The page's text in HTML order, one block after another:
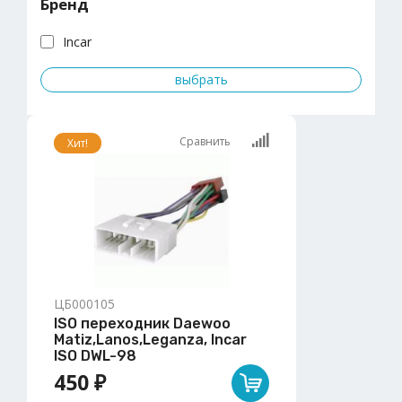
Incar
Хит! Сравнить
ЦБ000105
ISO переходник Daewoo
Matiz,Lanos,Leganza, Incar
ISO DWL-98
450 ₽